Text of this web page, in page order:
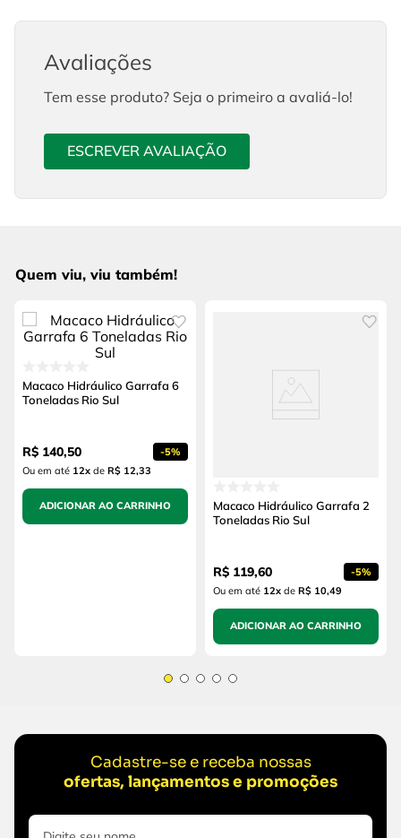
Avaliações
Tem esse produto? Seja o primeiro a avaliá-lo!
ESCREVER AVALIAÇÃO
Quem viu, viu também!
Macaco Hidráulico Garrafa 6
Toneladas Rio Sul
R$ 140,50 -5%
Ou em até 12x de R$ 12,33
ADICIONAR AO CARRINHO
Macaco Hidráulico Garrafa 2
Toneladas Rio Sul
R$ 119,60 -5%
Ou em até 12x de R$ 10,49
ADICIONAR AO CARRINHO
Cadastre-se e receba nossas
ofertas, lançamentos e promoções